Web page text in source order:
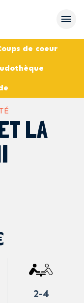
de coeur
LA
2-4